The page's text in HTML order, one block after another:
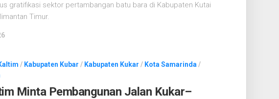
gratifikasi sektor pertambangan batu bara di Kabupaten Kutai
Timur.
/ Kabupaten Kubar / Kabupaten Kukar / Kota Samarinda /
Minta Pembangunan Jalan Kukar–